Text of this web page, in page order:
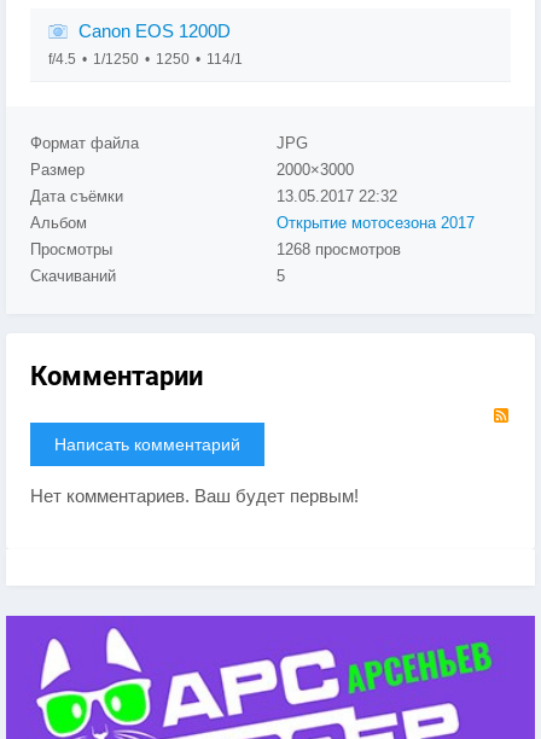
Canon EOS 1200D
f/4.5 1/1250 1250 114/1
Формат файла
JPG
Размер
2000×3000
Дата съёмки
13.05.2017 22:32
Альбом
Открытие мотосезона 2017
Просмотры
1268 просмотров
Скачиваний
5
Комментарии
Написать комментарий
Нет комментариев. Ваш будет первым!